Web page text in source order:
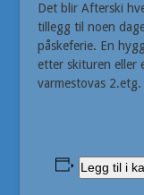
Det blir Afterski
tillegg til noen
påskeferie. En
etter skituren eller
varmestovas
Legg til i